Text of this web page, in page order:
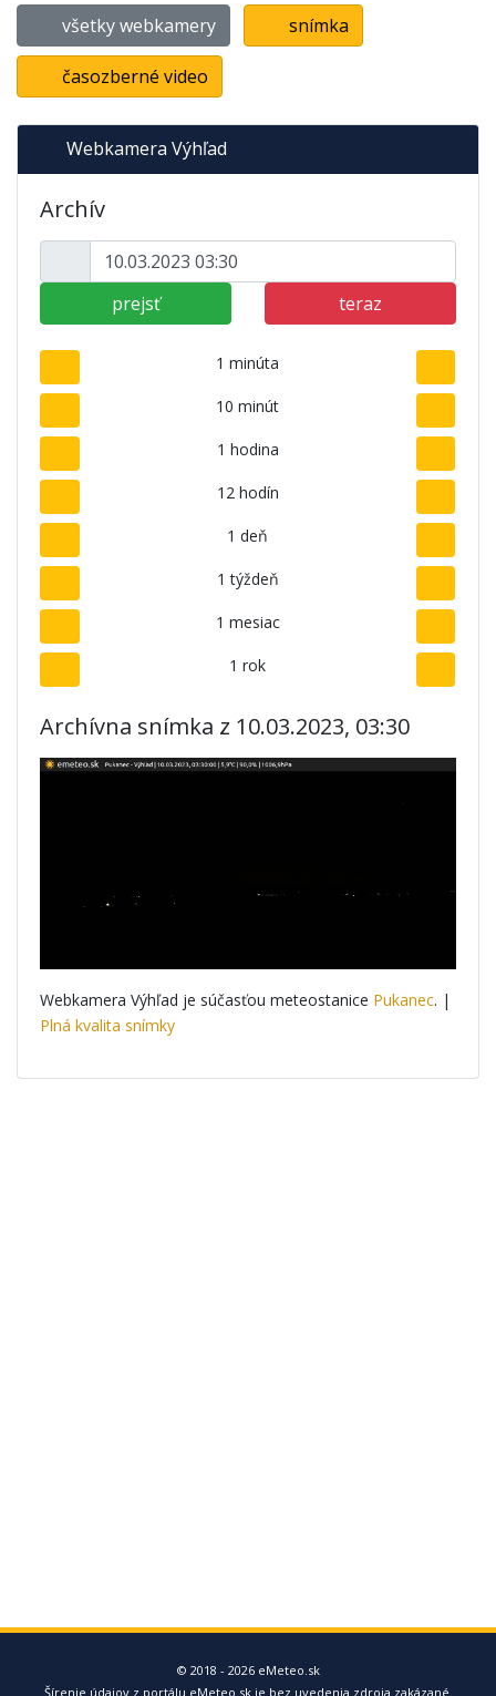
všetky webkamery snímka
časozberné video
Webkamera Výhľad
Archív
prejsť teraz
1 minúta
10 minút
1 hodina
12 hodín
1 deň
1 týždeň
1 mesiac
1 rok
Archívna snímka z 10.03.2023, 03:30
Webkamera Výhľad je súčasťou meteostanice Pukanec. |
Plná kvalita snímky
© 2018 - 2026 eMeteo.sk
Šírenie údajov z portálu eMeteo.sk je bez uvedenia zdroja zakázané.